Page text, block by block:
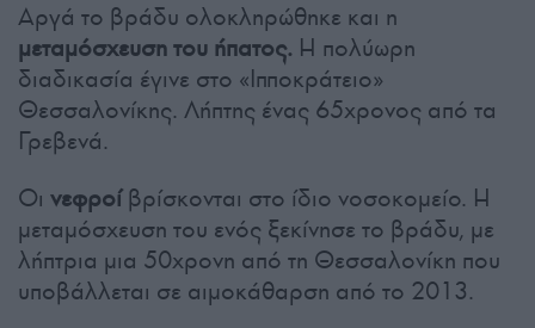
Αργά το βράδυ ολοκληρώθηκε και η
μεταμόσχευση του ήπατος. Η πολύωρη
διαδικασία έγινε στο «Ιπποκράτειο»
Θεσσαλονίκης. Λήπτης ένας 65χρονος από τα
Γρεβενά.
Οι νεφροίβρίσκονται στο ίδιο νοσοκομείο. Η
μεταμόσχευση του ενός ξεκίνησε το βράδυ, με
λήπτρια μια 50χρονη από τη Θεσσαλονίκη που
υποβάλλεται σε αιμοκάθαρση από το 2013.